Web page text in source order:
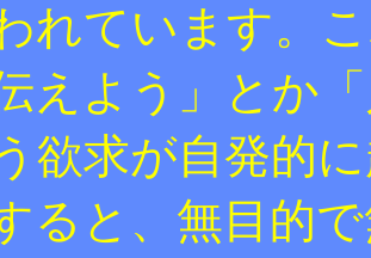
れています。
えよう」とか
欲求が自発的
ると、無目的